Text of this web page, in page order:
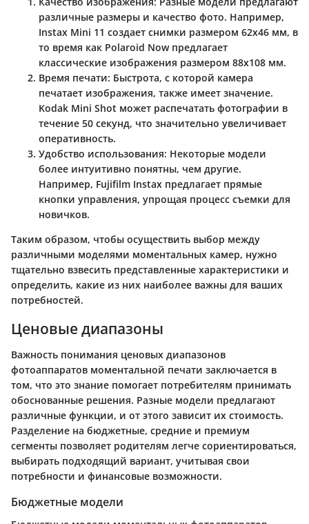
различные размеры и качество фото. Например,
Instax Mini 11 создает снимки размером 62x46 мм, в
то время как Polaroid Nowпредлагает
классические изображения размером 88x108 мм.
Время печати: Быстрота, с которой камера
печатает изображения, также имеет значение.
Kodak Mini Shot может распечатать фотографии в
течение 50 секунд, что значительно увеличивает
оперативность.
Удобство использования: Некоторые модели
более интуитивно понятны, чем другие.
Например, Fujifilm Instax предлагает прямые
кнопки управления, упрощая процесс съемки для
новичков.
Таким образом, чтобы осуществить выбор между
различными моделями моментальных камер, нужно
тщательно взвесить представленные характеристики и
определить, какие из них наиболее важны для ваших
потребностей.
Ценовые диапазоны
Важность понимания ценовых диапазонов
фотоаппаратов моментальной печати заключается в
том, что это знание помогает потребителям принимать
обоснованные решения. Разные модели предлагают
различные функции, и от этого зависит их стоимость.
Разделение на бюджетные, средние и премиум
сегменты позволяет родителям легче сориентироваться,
выбирать подходящий вариант, учитывая свои
потребности и финансовые возможности.
Бюджетные модели